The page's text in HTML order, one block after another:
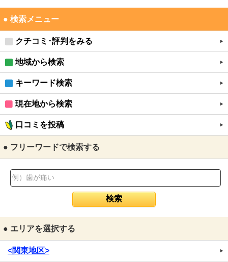
● 検索メニュー
クチコミ･評判をみる
地域から検索
キーワード検索
現在地から検索
口コミを投稿
● フリーワードで検索する
● エリアを選択する
<関東地区>